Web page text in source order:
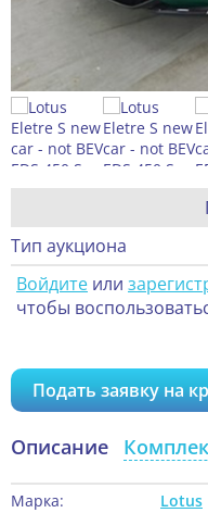
Тип аукциона
Войдите или
чтобы
Подать заявку на
Описание
Марка:
Lotus